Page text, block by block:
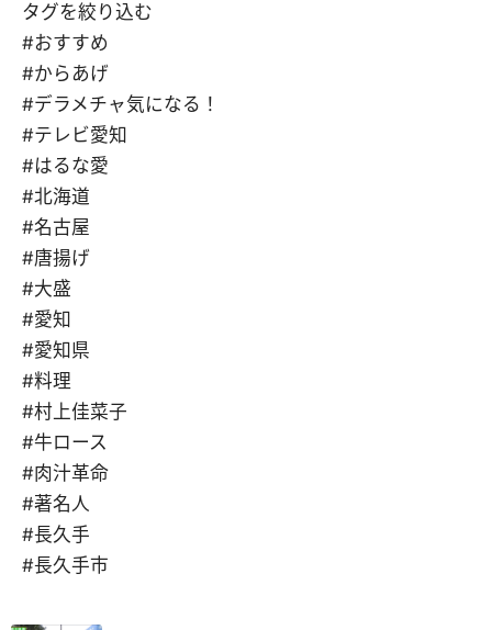
タグを絞り込む
#おすすめ
#からあげ
#デラメチャ気になる！
#テレビ愛知
#はるな愛
#北海道
#名古屋
#唐揚げ
#大盛
#愛知
#愛知県
#料理
#村上佳菜子
#牛ロース
#肉汁革命
#著名人
#長久手
#長久手市